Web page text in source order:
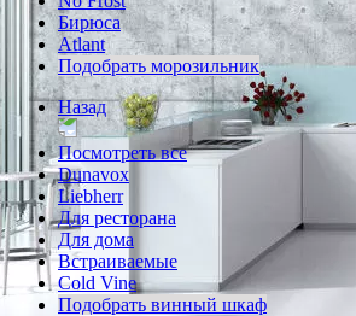
Бирюса
Atlant
Подобрать морозильник
Назад
Посмотреть все
Dunavox
Liebherr
Для ресторана
Для дома
Встраиваемые
Cold Vine
Подобрать винный шкаф